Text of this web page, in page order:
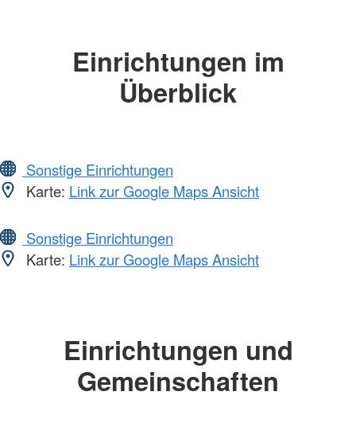
Einrichtungen im
Überblick
Sonstige Einrichtungen
Karte: Link zur Google Maps Ansicht
Sonstige Einrichtungen
Karte: Link zur Google Maps Ansicht
Einrichtungen und
Gemeinschaften